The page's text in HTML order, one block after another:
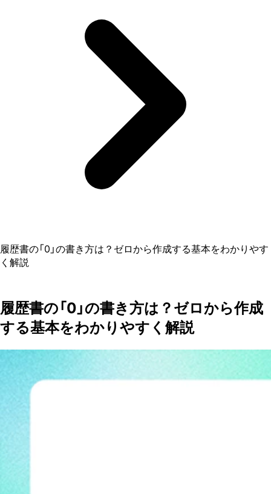
履歴書の「0」の書き方は？ゼロから作成する基本をわかりやす
く解説
履歴書の「0」の書き方は？ゼロから作成
する基本をわかりやすく解説